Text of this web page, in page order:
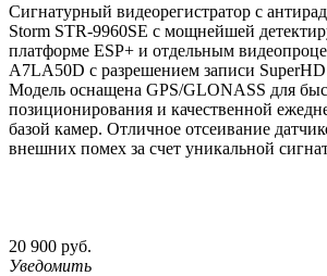
Сигнатурный видеорегистратор с
Storm STR-9960SE с мощнейшей
платформе ESP+ и отдельным
A7LA50D c разрешением записи
Модель оснащена GPS/GLONASS для
позиционирования и качественной
базой камер. Отличное отсеивание
внешних помех за счет уникальной
20 900 руб.
Уведомить